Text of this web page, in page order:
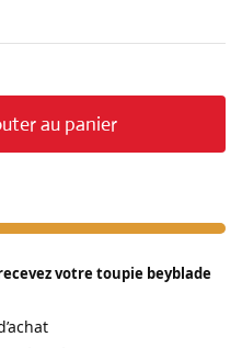
au panier
votre toupie beyblade